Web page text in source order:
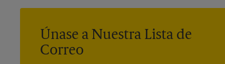
Únase a Nuestra Lista de
Correo